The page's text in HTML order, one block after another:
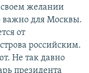
своем желании
важно для Москвы.
от
российским.
Не так давно
президента